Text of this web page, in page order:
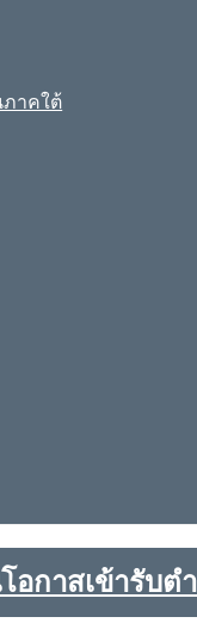
าคใต้
าสเข้ารับต